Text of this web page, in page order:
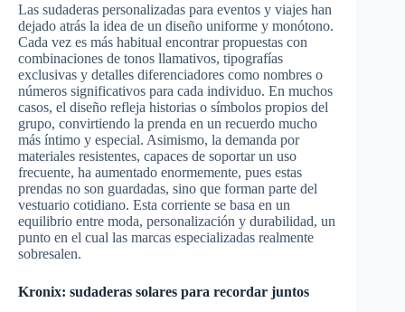
Las sudaderas personalizadas para eventos y viajes han
dejado atrás la idea de un diseño uniforme y monótono.
Cada vez es más habitual encontrar propuestas con
combinaciones de tonos llamativos, tipografías
exclusivas y detalles diferenciadores como nombres o
números significativos para cada individuo. En muchos
casos, el diseño refleja historias o símbolos propios del
grupo, convirtiendo la prenda en un recuerdo mucho
más íntimo y especial. Asimismo, la demanda por
materiales resistentes, capaces de soportar un uso
frecuente, ha aumentado enormemente, pues estas
prendas no son guardadas, sino que forman parte del
vestuario cotidiano. Esta corriente se basa en un
equilibrio entre moda, personalización y durabilidad, un
punto en el cual las marcas especializadas realmente
sobresalen.
Kronix: sudaderas solares para recordar juntos